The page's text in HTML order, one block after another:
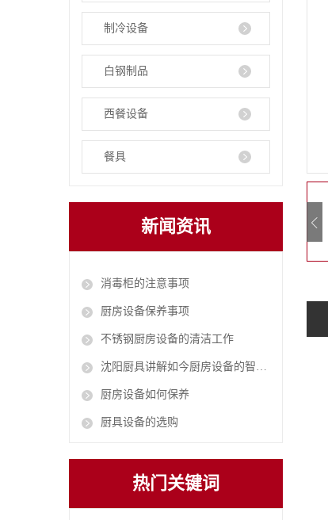
制冷设备
白钢制品
西餐设备
餐具
新闻资讯
消毒柜的注意事项
厨房设备保养事项
不锈钢厨房设备的清洁工作
沈阳厨具讲解如今厨房设备的智能化
厨房设备如何保养
厨具设备的选购
热门关键词